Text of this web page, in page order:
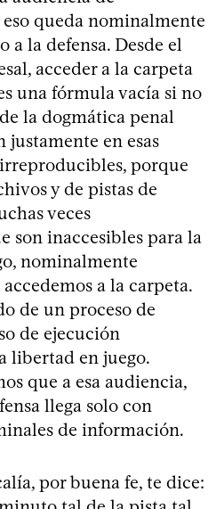
queda nominalmente
a la defensa. Desde el
acceder a la carpeta
una fórmula vacía si no
la dogmática penal
justamente en esas
porque
y de pistas de
veces
son inaccesibles para la
nominalmente
a la carpeta.
de un proceso de
de ejecución
libertad en juego.
que a esa audiencia,
llega solo con
de información.
por buena fe, te dice: